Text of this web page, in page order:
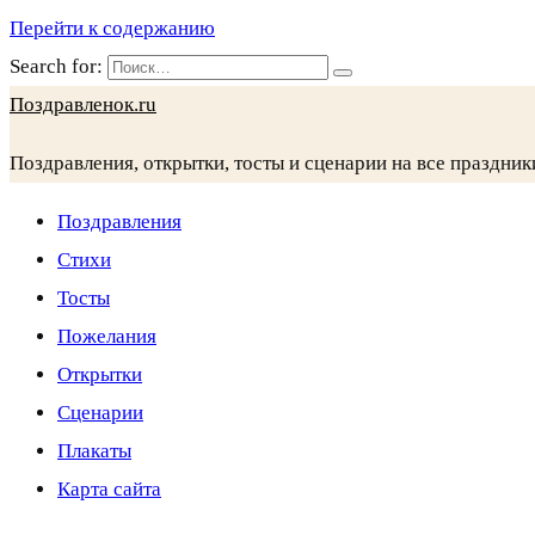
Перейти к содержанию
Search for:
Поздравленок.ru
Поздравления, открытки, тосты и сценарии на все
Поздравления
Стихи
Тосты
Пожелания
Открытки
Сценарии
Плакаты
Карта сайта